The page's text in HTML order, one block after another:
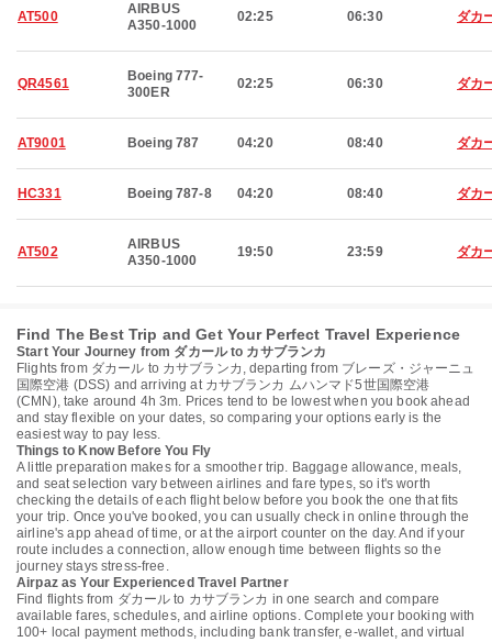
AT500
AIRBUS
A350-1000
02:25 06:30 ダカ
QR4561
Boeing 777-
300ER
02:25 06:30 ダカ
AT9001 Boeing 787 04:20 08:40 ダカ
HC331 Boeing 787-8 04:20 08:40 ダカ
AT502
AIRBUS
A350-1000
19:50 23:59 ダカ
Find The Best Trip and Get Your Perfect Travel Experience
Start Your Journey from ダカール to カサブランカ
Flights from ダカール to カサブランカ, departing from ブレーズ・ジャーニュ
国際空港 (DSS) and arriving at カサブランカ ムハンマド5世国際空港
(CMN), take around 4h 3m. Prices tend to be lowest when you book ahead
and stay flexible on your dates, so comparing your options early is the
easiest way to pay less.
Things to Know Before You Fly
A little preparation makes for a smoother trip. Baggage allowance, meals,
and seat selection vary between airlines and fare types, so it's worth
checking the details of each flight below before you book the one that fits
your trip. Once you've booked, you can usually check in online through the
airline's app ahead of time, or at the airport counter on the day. And if your
route includes a connection, allow enough time between flights so the
journey stays stress-free.
Airpaz as Your Experienced Travel Partner
Find flights from ダカール to カサブランカ in one search and compare
available fares, schedules, and airline options. Complete your booking with
100+ local payment methods, including bank transfer, e-wallet, and virtual